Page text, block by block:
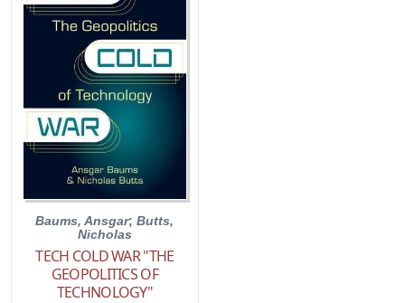
Baums, Ansgar;Butts,
Nicholas
TECH COLD WAR "THE
GEOPOLITICS OF
TECHNOLOGY"